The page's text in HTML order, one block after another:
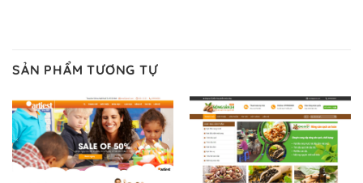
Và bạn có toàn quyền tự do khi quyết định nơi lưu trữ
trang web WordPress của bạn.
Dễ dàng lựa chọn Hosting cho website WordPress
– Bảo mật cực tốt
SẢN PHẨM TƯƠNG TỰ